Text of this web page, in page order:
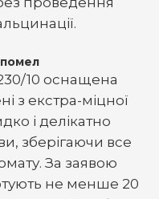
10 оснащена
з екстра-міцної
і делікатно
зберігаючи все
За заявою
не менше 20